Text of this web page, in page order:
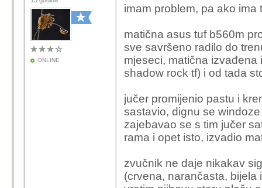
ONLINE
imam problem, pa ako ima
matična asus tuf b560m
sve savršeno radilo do
mjeseci, matična
shadow rock tf) i od tada
jučer promijenio pastu i
sastavio, dignu se
zajebavao se s tim jučer
rama i opet isto, izvadio
zvučnik ne daje nikakav
(crvena, narančasta, bijela